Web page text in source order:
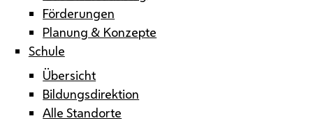
Förderungen
Planung & Konzepte
Schule
Übersicht
Bildungsdirektion
Alle Standorte